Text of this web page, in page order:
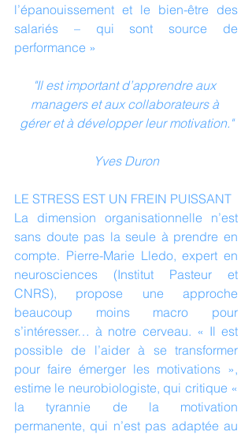
l’épanouissement et le bien-être des
salariés – qui sont source de
performance »
"Il est important d’apprendre aux
managers et aux collaborateurs à
gérer et à développer leur motivation."
Yves Duron
LE STRESS EST UN FREIN PUISSANT
La dimension organisationnelle n’est
sans doute pas la seule à prendre en
compte. Pierre-Marie Lledo, expert en
neurosciences (Institut Pasteur et
CNRS), propose une approche
beaucoup moins macro pour
s’intéresser… à notre cerveau. « Il est
possible de l’aider à se transformer
pour faire émerger les motivations »,
estime le neurobiologiste, qui critique «
la tyrannie de la motivation
permanente, qui n’est pas adaptée au